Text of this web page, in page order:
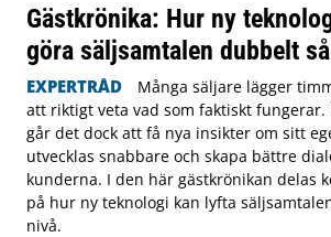
Gästkrönika: Hur ny
göra säljsamtalen dubbelt
EXPERTRÅD
Många säljare lägger
att riktigt veta vad som faktiskt
går det dock att få nya insikter om sitt
utvecklas snabbare och skapa bättre
kunderna. I den här gästkrönikan delas
på hur ny teknologi kan lyfta
nivå.